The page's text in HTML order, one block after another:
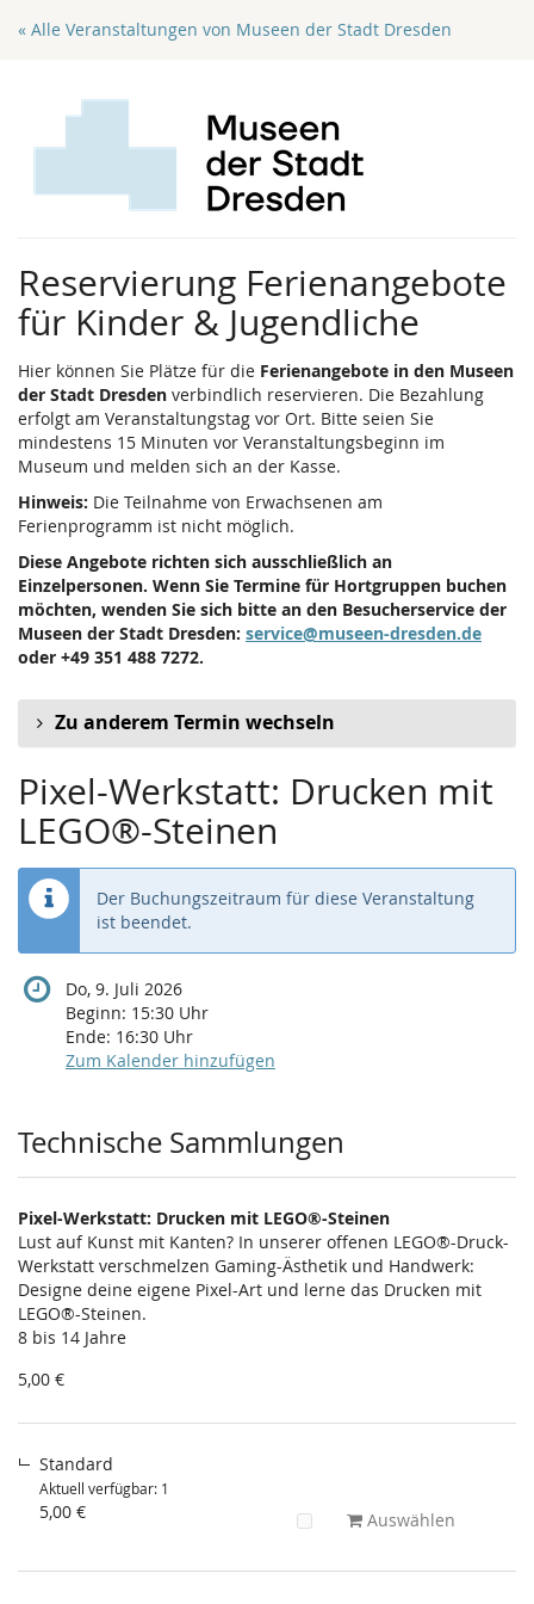
Zum
« Alle Veranstaltungen von Museen der Stadt Dresden
Reservierung Ferienangebote
für Kinder & Jugendliche
Hier können Sie Plätze für die Ferienangebote in den Museen
der Stadt Dresden verbindlich reservieren. Die Bezahlung
erfolgt am Veranstaltungstag vor Ort. Bitte seien Sie
mindestens 15 Minuten vor Veranstaltungsbeginn im
Museum und melden sich an der Kasse.
Hinweis: Die Teilnahme von Erwachsenen am
Ferienprogramm ist nicht möglich.
Diese Angebote richten sich ausschließlich an
Einzelpersonen. Wenn Sie Termine für Hortgruppen buchen
möchten, wenden Sie sich bitte an den Besucherservice der
Museen der Stadt Dresden: service@museen-dresden.de
oder +49 351 488 7272.
Zu anderem Termin wechseln
Pixel-Werkstatt: Drucken mit
LEGO®-Steinen
Der Buchungszeitraum für diese Veranstaltung
ist beendet.
Do, 9. Juli 2026
Beginn: 15:30 Uhr
Ende: 16:30 Uhr
Zum Kalender hinzufügen
Produkte
Technische Sammlungen
Pixel-Werkstatt: Drucken mit LEGO®-Steinen
Lust auf Kunst mit Kanten? In unserer offenen LEGO®-Druck-
Werkstatt verschmelzen Gaming-Ästhetik und Handwerk:
Designe deine eigene Pixel-Art und lerne das Drucken mit
LEGO®-Steinen.
8 bis 14 Jahre
5,00 €
Standard
Aktuell verfügbar: 1
5,00 € Auswählen